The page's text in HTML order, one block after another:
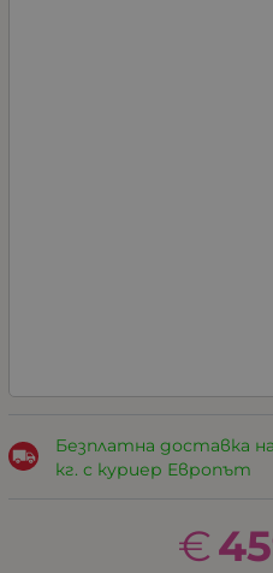
Безплатна доставка
кг. с куриер Европът
€